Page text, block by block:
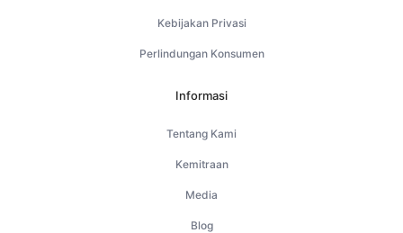
Kebijakan Privasi
Perlindungan Konsumen
Informasi
Tentang Kami
Kemitraan
Media
Blog